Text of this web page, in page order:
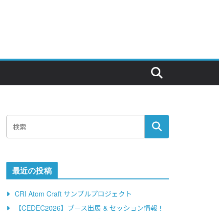
最近の投稿
CRI Atom Craft サンプルプロジェクト
【CEDEC2026】ブース出展 & セッション情報！